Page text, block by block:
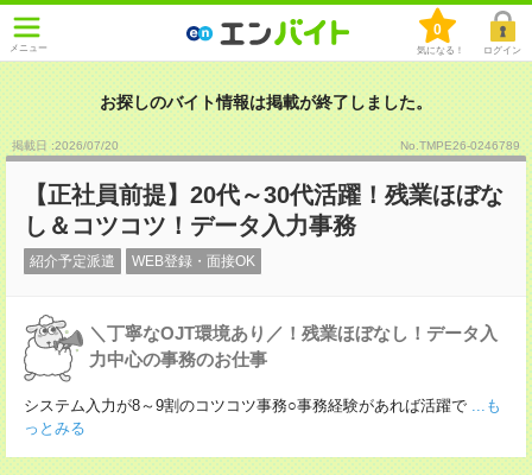
メニュー
0
気になる！ ログイン
お探しのバイト情報は掲載が終了しました。
掲載日 :2026/07/20 No.TMPE26-0246789
【正社員前提】20代～30代活躍！残業ほぼな
し＆コツコツ！データ入力事務
紹介予定派遣 WEB登録・面接OK
＼丁寧なOJT環境あり／！残業ほぼなし！データ入
力中心の事務のお仕事
システム入力が8～9割のコツコツ事務○事務経験があれば活躍で ...も
っとみる